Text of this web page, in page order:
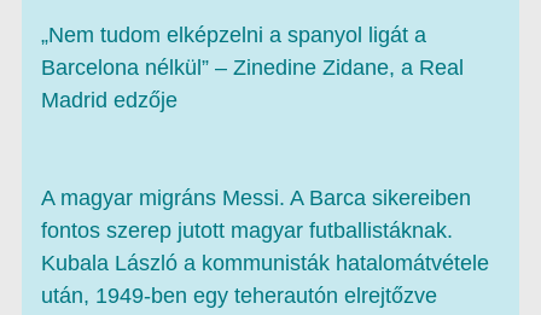
„Nem tudom elképzelni a spanyol ligát a
Barcelona nélkül” – Zinedine Zidane, a Real
Madrid edzője
A magyar migráns Messi. A Barca sikereiben
fontos szerep jutott magyar futballistáknak.
Kubala László a kommunisták hatalomátvétele
után, 1949-ben egy teherautón elrejtőzve